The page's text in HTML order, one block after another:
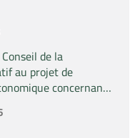
de la
au projet de
concernant
exclusif par la
SAS » des actifs